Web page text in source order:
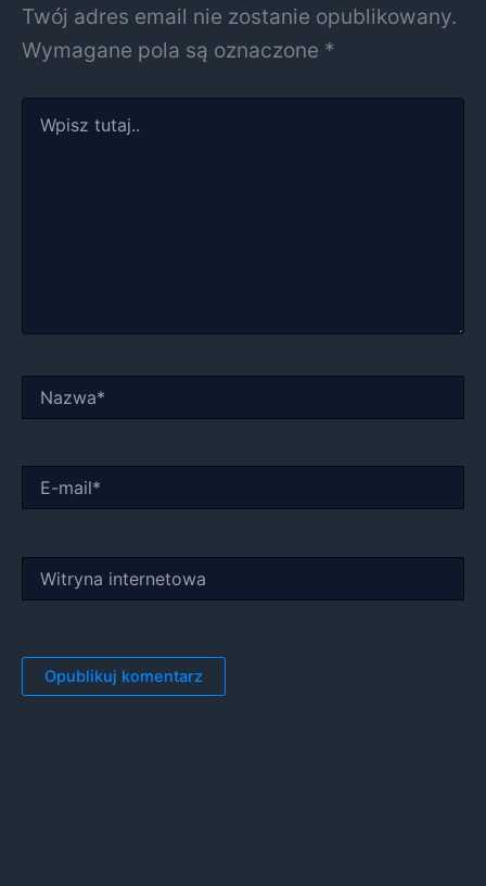
Twój adres email nie zostanie opublikowany.
Wymagane pola są oznaczone *
tutaj..
mail*
internetowa